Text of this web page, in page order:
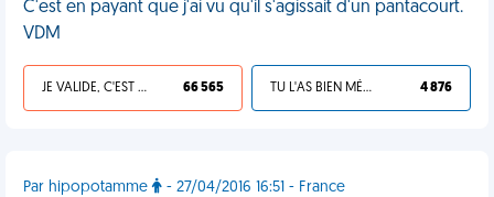
C'est en payant que j'ai vu qu'il s'agissait d'un pantacourt.
VDM
JE VALIDE, C'EST UNE VDM 66 565 TU L'AS BIEN MÉRITÉ 4 876
Par hipopotamme - 27/04/2016 16:51 - France